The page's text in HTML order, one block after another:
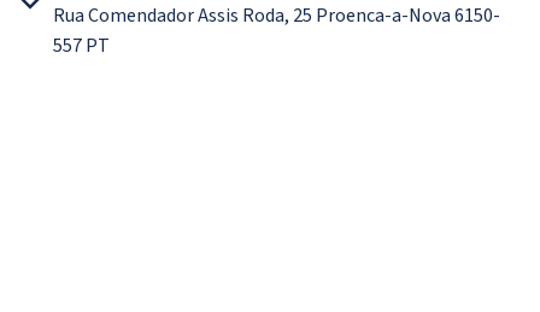
Rua Comendador Assis Roda, 25 Proenca-a-Nova 6150-
557 PT